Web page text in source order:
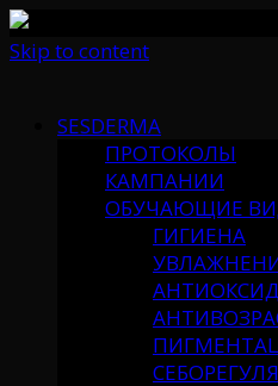
Skip to content
SESDERMA
ПРОТОКОЛЫ
КАМПАНИИ
ОБУЧАЮЩИЕ
ГИГИЕНА